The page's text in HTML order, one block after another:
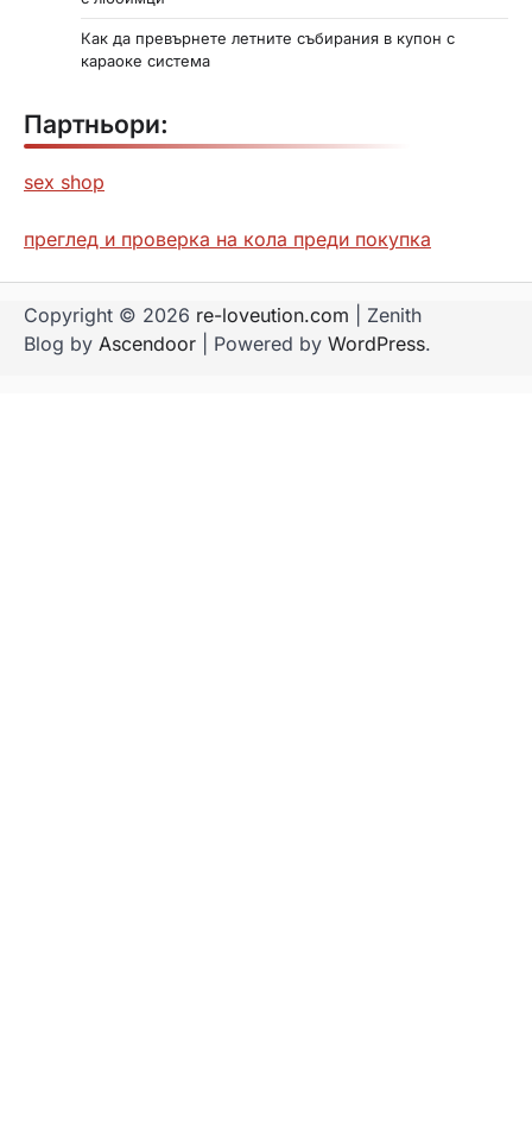
Как да превърнете летните събирания в купон с
караоке система
Партньори:
sex shop
преглед и проверка на кола преди покупка
Copyright © 2026 re-loveution.com | Zenith
Blog by Ascendoor | Powered by WordPress.